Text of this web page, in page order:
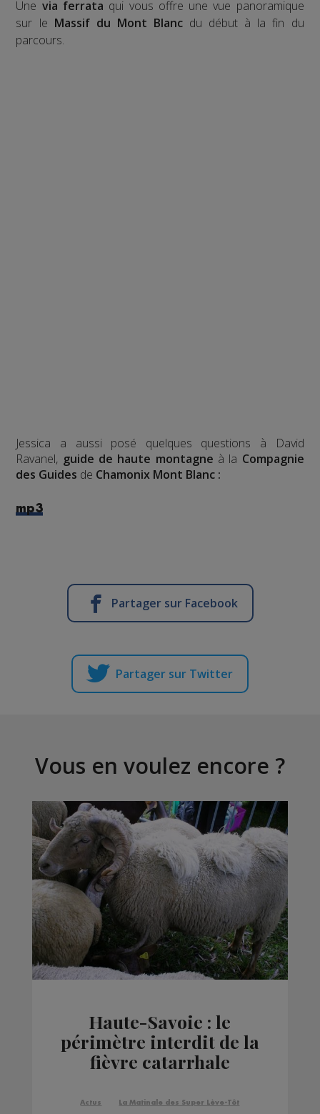
Une via ferrata qui vous offre une vue panoramique
sur le Massif du Mont Blancdu début à la fin du
parcours.
Jessica a aussi posé quelques questions à David
Ravanel, guide de haute montagne à la Compagnie
des Guides de Chamonix Mont Blanc :
mp3
Partager sur Facebook
Partager sur Twitter
Vous en voulez encore ?
Haute-Savoie : le
périmètre interdit de la
fièvre catarrhale
département
Actus La Matinale des Super Lève-Tôt